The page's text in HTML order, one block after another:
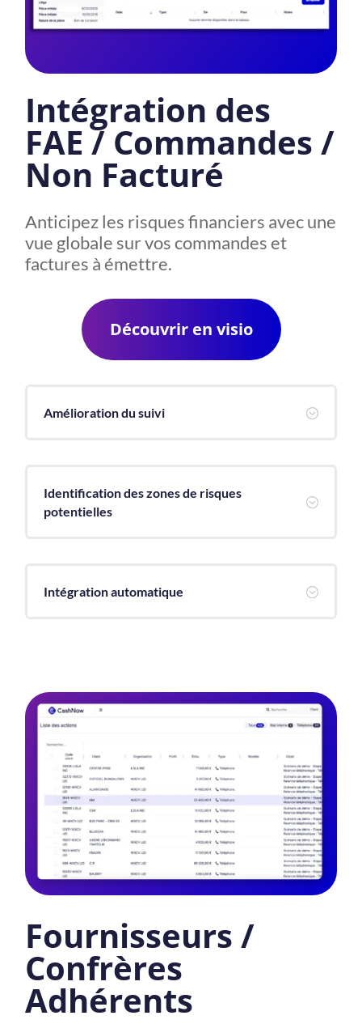
Intégration des
FAE / Commandes /
Non Facturé
Anticipez les risques financiers avec une
vue globale sur vos commandes et
factures à émettre.
Découvrir en visio
;
Amélioration du suivi
;
Identification des zones de risques
potentielles
;
Intégration automatique
Fournisseurs /
Confrères
Adhérents